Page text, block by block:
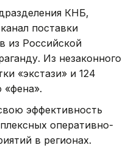
КНБ,
поставки
из Российской
Из незаконного
«экстази» и 124
«фена».
эффективность
оперативно-
в регионах.